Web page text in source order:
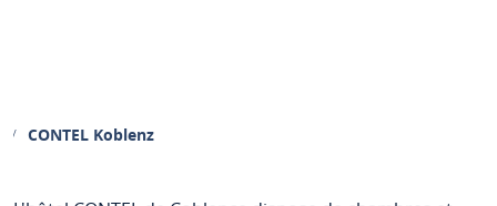
CONTEL Koblenz